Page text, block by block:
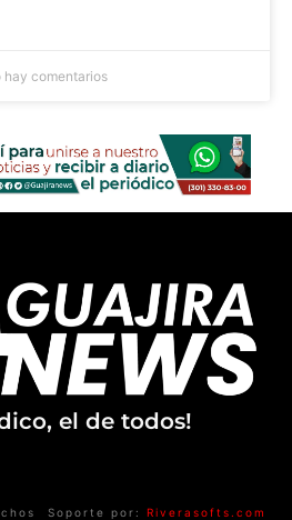
hay comentarios
el de todos!
Soporte por: Riverasofts.com